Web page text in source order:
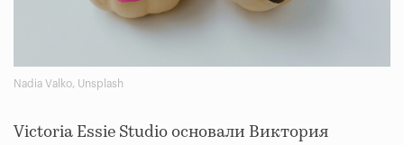
Nadia Valko, Unsplash
Victoria Essie Studio основали Виктория